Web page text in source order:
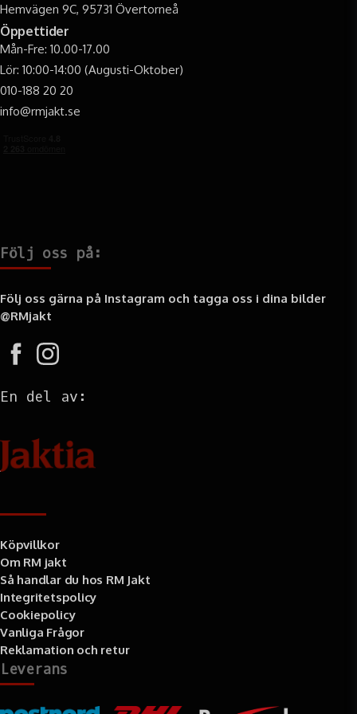
Hemvägen 9C, 95731 Övertorneå
Öppettider
Mån-Fre: 10.00-17.00
Lör: 10:00-14:00 (Augusti-Oktober)
010-188 20 20
info@rmjakt.se
Följ oss på:
Följ oss gärna på Instagram och tagga oss i dina bilder
@RMjakt
En del av:
Köpvillkor
Om RM jakt
Så handlar du hos RM Jakt
Integritetspolicy
Cookiepolicy
Vanliga Frågor
Reklamation och retur
Leverans